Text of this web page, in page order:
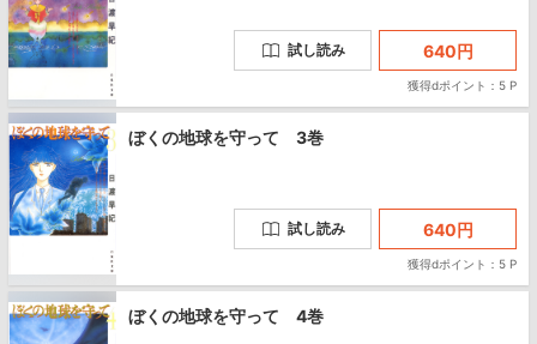
試し読み 640円
獲得dポイント：5 P
ぼくの地球を守って 3巻
試し読み 640円
獲得dポイント：5 P
ぼくの地球を守って 4巻